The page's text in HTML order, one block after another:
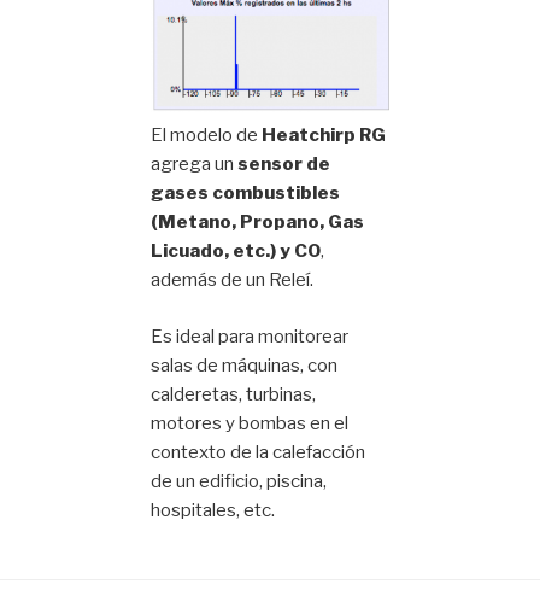
El modelo de Heatchirp RG
agrega un sensor de
gases combustibles
(Metano, Propano, Gas
Licuado, etc.) y CO,
además de un Releí.
Es ideal para monitorear
salas de máquinas, con
calderetas, turbinas,
motores y bombas en el
contexto de la calefacción
de un edificio, piscina,
hospitales, etc.